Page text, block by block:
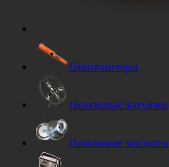
Пинпоинтеры
Поисковые катушки
Поисковые магниты